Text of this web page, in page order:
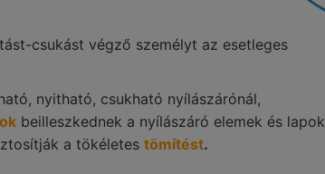
csukást végző személyt az esetleges
nyitható, csukható nyílászárónál,
beilleszkednek a nyílászáró elemek és lapok
a tökéletes tömítést.